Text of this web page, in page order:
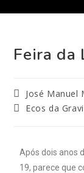
Feira da
José Manuel
Ecos da
Após dois anos
19, parece que